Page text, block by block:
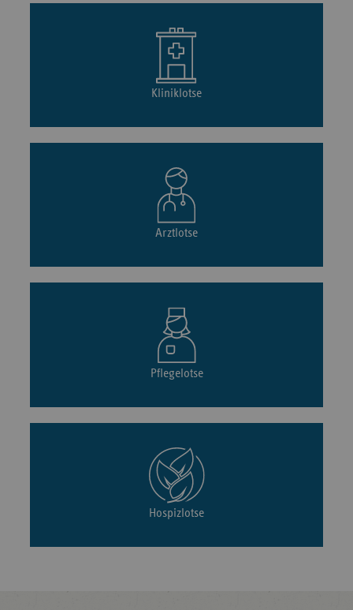
Kliniklotse
Arztlotse
Pflegelotse
Hospizlotse